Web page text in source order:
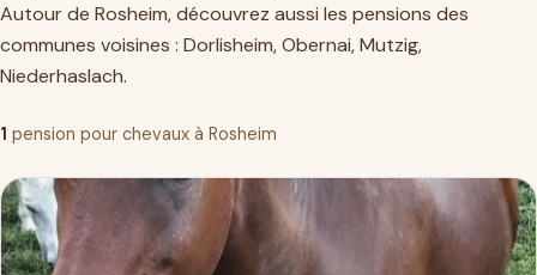
Autour de Rosheim, découvrez aussi les pensions des
communes voisines : Dorlisheim,Obernai,Mutzig,
Niederhaslach.
1 pension pour chevaux à Rosheim